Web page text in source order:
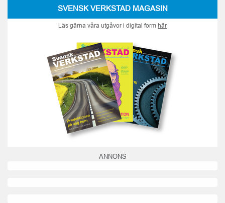
SVENSK VERKSTAD MAGASIN
Läs gärna våra utgåvor i digital form här
ANNONS